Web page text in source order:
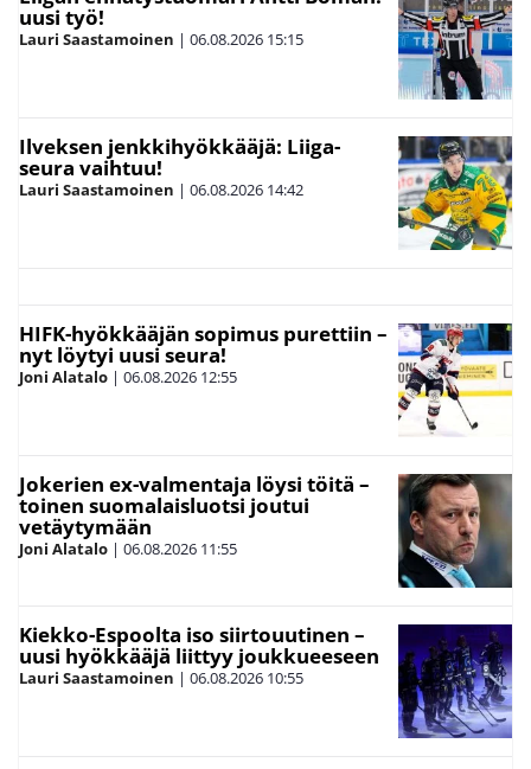
uusi työ!
Lauri Saastamoinen | 06.08.2026 15:15
Ilveksen jenkkihyökkääjä: Liiga-
seura vaihtuu!
Lauri Saastamoinen | 06.08.2026 14:42
HIFK-hyökkääjän sopimus purettiin –
nyt löytyi uusi seura!
Joni Alatalo | 06.08.2026 12:55
Jokerien ex-valmentaja löysi töitä –
toinen suomalaisluotsi joutui
vetäytymään
Joni Alatalo | 06.08.2026 11:55
Kiekko-Espoolta iso siirtouutinen –
uusi hyökkääjä liittyy joukkueeseen
Lauri Saastamoinen | 06.08.2026 10:55